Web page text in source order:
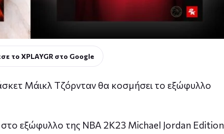
το XPLAYGR στο Google
Μάικλ Τζόρνταν θα κοσμήσει το εξώφυλλο
εξώφυλλο της NBA 2K23 Michael Jordan Edition